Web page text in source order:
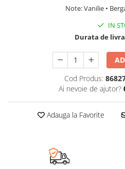
Note: Vanilie •
IN
Durata de
Cod Produs:
Ai nevoie de ajutor?
Adauga la Favorite